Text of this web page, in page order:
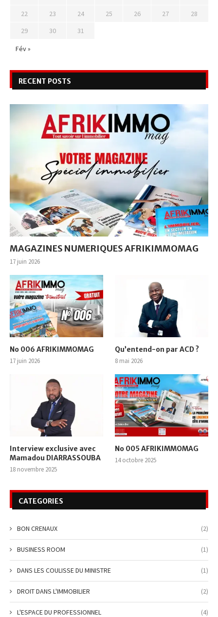
22
23 24 25 26 27
28
29
30 31
Fév »
RECENT POSTS
MAGAZINES NUMERIQUES AFRIKIMMOMAG
17 juin 2026
No 006 AFRIKIMMOMAG
17 juin 2026
Qu’entend-on par ACD ?
8 mai 2026
Interview exclusive avec
Mamadou DIARRASSOUBA
18 novembre 2025
No 005 AFRIKIMMOMAG
14 octobre 2025
CATEGORIES
BON CRENAUX (2)
BUSINESS ROOM (1)
DANS LES COULISSE DU MINISTRE (1)
DROIT DANS L'IMMOBILIER (2)
L'ESPACE DU PROFESSIONNEL (4)